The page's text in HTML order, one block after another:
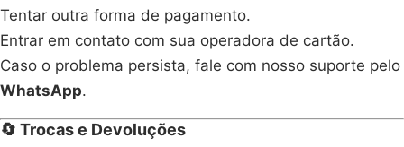
Tentar outra forma de pagamento.
Entrar em contato com sua operadora de cartão.
Caso o problema persista, fale com nosso suporte pelo
WhatsApp.
🔄 Trocas e Devoluções